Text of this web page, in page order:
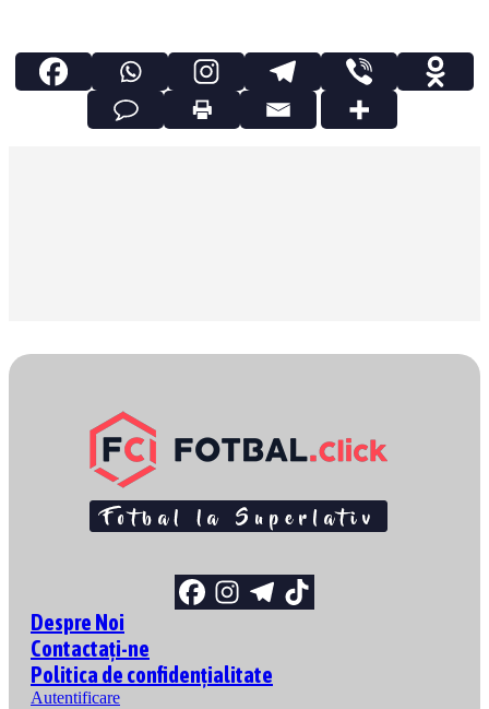
Despre Noi
Contactați-ne
Politica de confidențialitate
Autentificare